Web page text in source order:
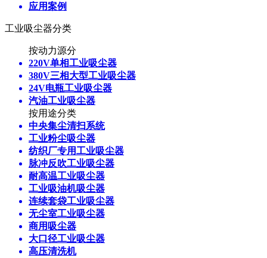
应用案例
工业吸尘器分类
按动力源分
220V单相工业吸尘器
380V三相大型工业吸尘器
24V电瓶工业吸尘器
汽油工业吸尘器
按用途分类
中央集尘清扫系统
工业粉尘吸尘器
纺织厂专用工业吸尘器
脉冲反吹工业吸尘器
耐高温工业吸尘器
工业吸油机吸尘器
连续套袋工业吸尘器
无尘室工业吸尘器
商用吸尘器
大口径工业吸尘器
高压清洗机